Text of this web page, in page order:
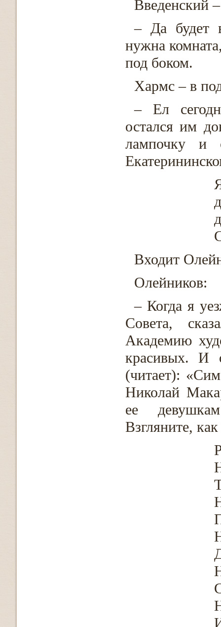
Введенский
– Да будет
нужна
под боком.
Хармс – в
– Ел
остался им
лампочку и
Входит
Олейников:
– Когда я
Совета,
Академию
красивых. И
(читает):
Николай
ее
Взгляните,